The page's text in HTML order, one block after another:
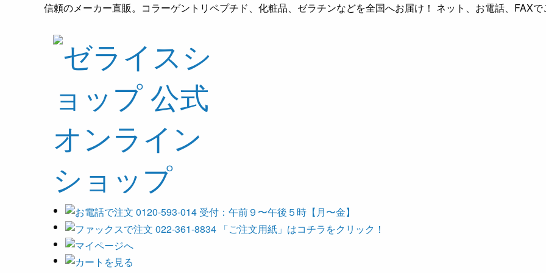
信頼のメーカー直販。コラーゲントリペプチド、化粧品、ゼラチンなどを全国へお届け！ ネット、お電話、FAX